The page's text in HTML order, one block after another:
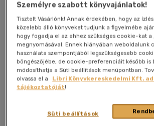
Kívánságlistához adom
(8 vélemény)
magyar nyelvű|
Személyre szabott könyvajánlatok!
Tisztelt Vásárlónk! Annak érdekében, hogy az
közelebb álló könyveket tudjunk a figyelmébe
hogy fogadja el az ehhez szükséges cookie-kat a
megnyomásával. Ennek hiányában weboldalunk
használata szempontjából legszükségesebb
böngészőjébe, de cookie-preferenciáit később is
módosíthatja a Süti beállítások menüpontban.
olvassa el a
Libri Könyvkereskedelmi Kft.
tájékoztatóját!
Süti beállítások